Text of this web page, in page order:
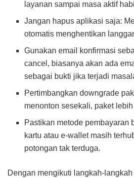
layanan sampai masa aktif
Jangan hapus aplikasi saja:
otomatis menghentikan
Gunakan email konfirmasi
cancel, biasanya akan ada
sebagai bukti jika terjadi
Pertimbangkan downgrade
menonton sesekali, paket
Pastikan metode pembayaran
kartu atau e-wallet masih
potongan tak terduga.
Dengan mengikuti langkah-